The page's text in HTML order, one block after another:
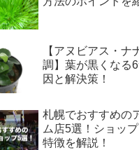
【アヌビアス・ナ
調】葉が黒くなる
因と解決策！
札幌でおすすめの
ム店5選！ショッ
特徴を解説！